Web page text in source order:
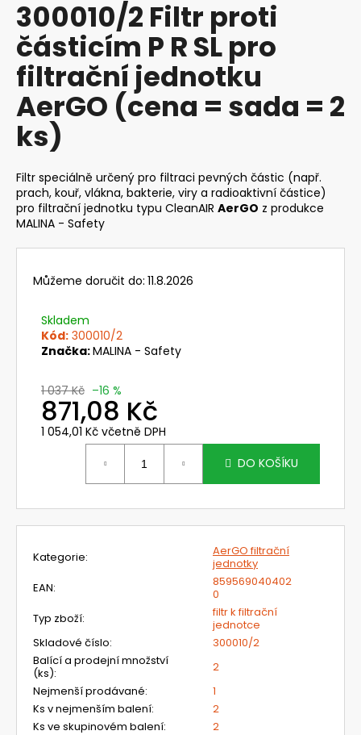
produktu
je
0,0
z
5
hvězdiček.
300010/2 Filtr proti
částicím P R SL pro
filtrační jednotku
AerGO (cena = sada = 2
ks)
Filtr speciálně určený pro filtraci pevných částic (např.
prach, kouř, vlákna, bakterie, viry a radioaktivní částice)
pro filtrační jednotku typu CleanAIR AerGO z produkce
MALINA - Safety
Můžeme doručit do: 11.8.2026
Skladem
Kód: 300010/2
Značka:MALINA - Safety
1 037 Kč –16 %
871,08 Kč
1 054,01 Kč včetně DPH
DO KOŠÍKU
Kategorie:
AerGO filtrační
jednotky
EAN:
859569040402
0
Typ zboží:
filtr k filtrační
jednotce
Skladové číslo:
300010/2
Balící a prodejní množství
(ks):
2
Nejmenší prodávané:
1
Ks v nejmenším balení:
2
Ks ve skupinovém balení: 2
a
j
í
t
?
HLEDAT
FILTRAČNÍ
SOUPRAVA
CLEANAIR
BASIC
CA-
YOGA
814,68
Kč
Původně: